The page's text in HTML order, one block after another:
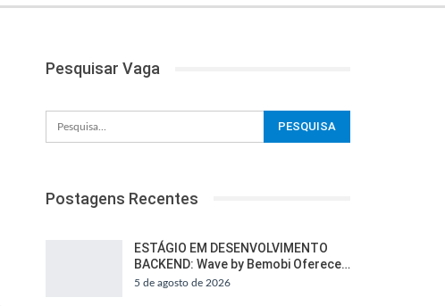
Pesquisar Vaga
Postagens Recentes
ESTÁGIO EM DESENVOLVIMENTO
BACKEND: Wave by Bemobi Oferece…
5 de agosto de 2026